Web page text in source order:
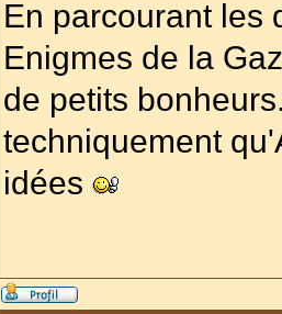
En parcourant les
Enigmes de la
de petits
techniquement
idées